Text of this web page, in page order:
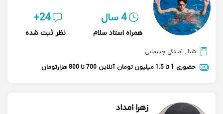
4 سال
همراه استاد سلام
24+
نظر ثبت شده
شنا , آمادگی جسمانی
حضوری 1 تا 1.5 میلیون تومان آنلاین 700 تا 800 هزارتومان
زهرا امداد